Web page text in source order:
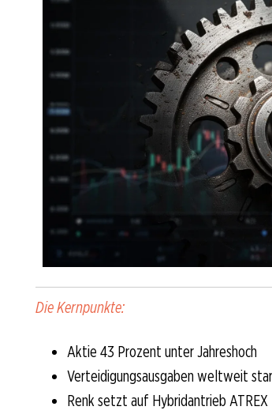
Die Kernpunkte:
Aktie 43 Prozent unter Jahreshoch
Verteidigungsausgaben weltweit
Renk setzt auf Hybridantrieb ATREX